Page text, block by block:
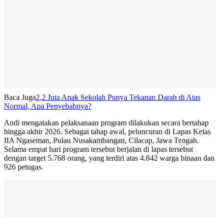
Baca Juga2,2 Juta Anak Sekolah Punya Tekanan Darah di Atas
Normal, Apa Penyebabnya?
Andi mengatakan pelaksanaan program dilakukan secara bertahap
hingga akhir 2026. Sebagai tahap awal, peluncuran di Lapas Kelas
IIA Ngaseman, Pulau Nusakambangan, Cilacap, Jawa Tengah.
Selama empat hari program tersebut berjalan di lapas tersebut
dengan target 5.768 orang, yang terdiri atas 4.842 warga binaan dan
926 petugas.